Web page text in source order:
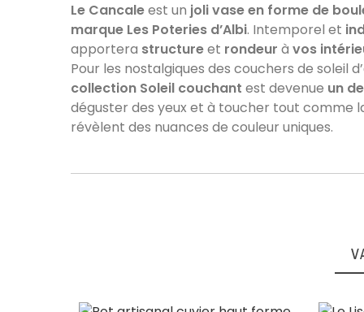
Le Cancaleest un joli vase en forme de
marque Les Poteries d’Albi. Intemporel et
apportera structureet rondeur à vos
Pour les nostalgiques des couchers de soleil
collection Soleil couchantest devenue un
déguster des yeux et à toucher tout comme
révèlent des nuances de couleur uniques.
VOIR L'ATTESTATION
Avis soumis à un contrôle